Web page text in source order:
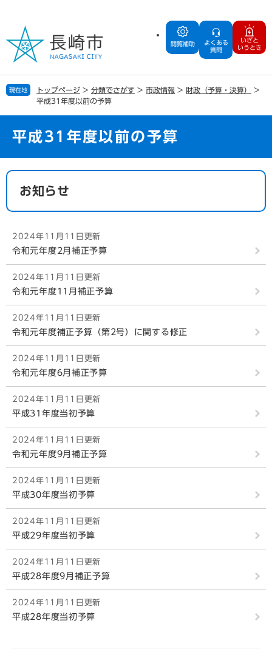
の
で
す
ー
ば
し
閲覧補助
よくある
質問
いざと
いうとき
現在地 トップページ > 分類でさがす > 市政情報 > 財政（予算・決算）
>
平成31年度以前の予算
平成31年度以前の予算
本
お知らせ
2024年11月11日更新
令和元年度2月補正予算
2024年11月11日更新
令和元年度11月補正予算
2024年11月11日更新
令和元年度補正予算（第2号）に関する修正
2024年11月11日更新
令和元年度6月補正予算
2024年11月11日更新
平成31年度当初予算
2024年11月11日更新
令和元年度9月補正予算
2024年11月11日更新
平成30年度当初予算
2024年11月11日更新
平成29年度当初予算
2024年11月11日更新
平成28年度9月補正予算
2024年11月11日更新
平成28年度当初予算